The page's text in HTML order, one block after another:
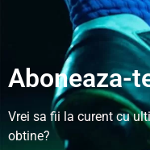
Aboneaza-
Vrei sa fii la curent cu
obtine?